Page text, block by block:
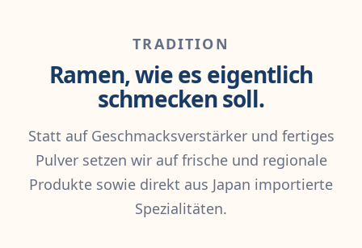
TRADITION
Ramen, wie es eigentlich
schmecken soll.
Statt auf Geschmacksverstärker und fertiges
Pulver setzen wir auf frische und regionale
Produkte sowie direkt aus Japan importierte
Spezialitäten.